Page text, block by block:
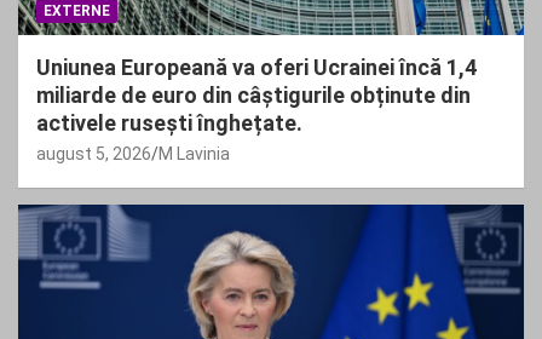
EXTERNE
Uniunea Europeană va oferi Ucrainei încă 1,4
miliarde de euro din câștigurile obținute din
activele rusești înghețate.
august 5, 2026 M Lavinia